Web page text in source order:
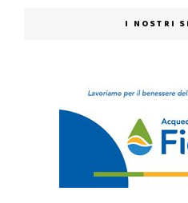
I NOSTRI